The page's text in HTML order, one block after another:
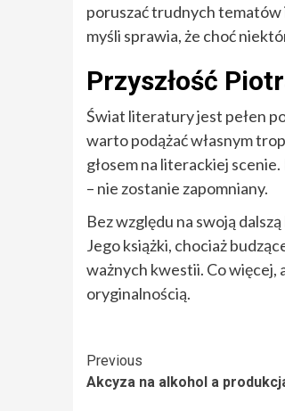
poruszać trudnych tematów
myśli sprawia, że choć
Przyszłość
Świat literatury jest pełen
warto podążać własnym
głosem na literackiej
– nie zostanie zapomniany.
Bez względu na swoją
Jego książki, chociaż
ważnych kwestii. Co więcej,
oryginalnością.
Continue
Reading
Previous
Akcyza na alkohol a